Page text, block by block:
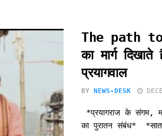
The path
का मार्ग दिखाते
प्रयागवाल
BY NEWS-DESK
*प्रयागराज के संगम,
का पुरातन संबंध*